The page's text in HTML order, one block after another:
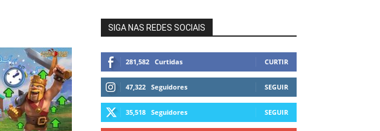
SIGA NAS REDES SOCIAIS
281,582 Curtidas CURTIR
47,322 Seguidores SEGUIR
35,518 Seguidores SEGUIR